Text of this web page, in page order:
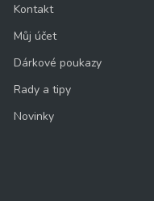
Kontakt
Můj účet
Dárkové poukazy
Rady a tipy
Novinky